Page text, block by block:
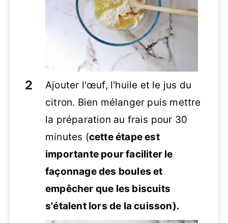
Ajouter l'œuf, l'huile et le jus du
citron. Bien mélanger puis mettre
la préparation au frais pour 30
minutes (cette étape est
importante pour faciliter le
façonnage des boules et
empêcher que les biscuits
s'étalent lors de la cuisson).